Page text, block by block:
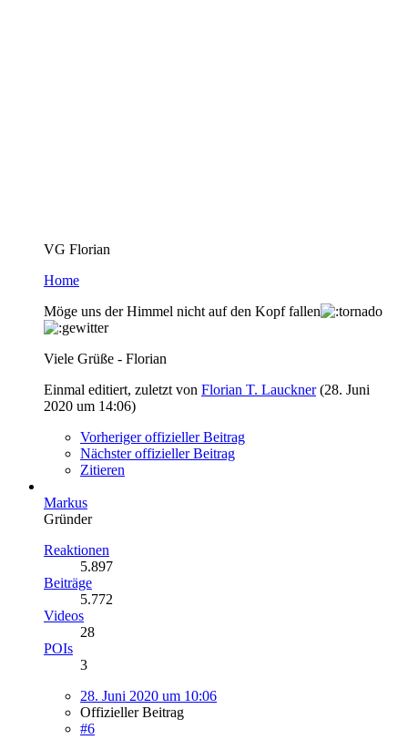
VG Florian
Home
Möge uns der Himmel nicht auf den Kopf fallen
Viele Grüße - Florian
Einmal editiert, zuletzt von Florian T. Lauckner(28. Juni
2020 um 14:06)
Vorheriger offizieller Beitrag
Nächster offizieller Beitrag
Zitieren
Markus
Gründer
Reaktionen
5.897
Beiträge
5.772
Videos
28
POIs
3
28. Juni 2020 um 10:06
Offizieller Beitrag
#6